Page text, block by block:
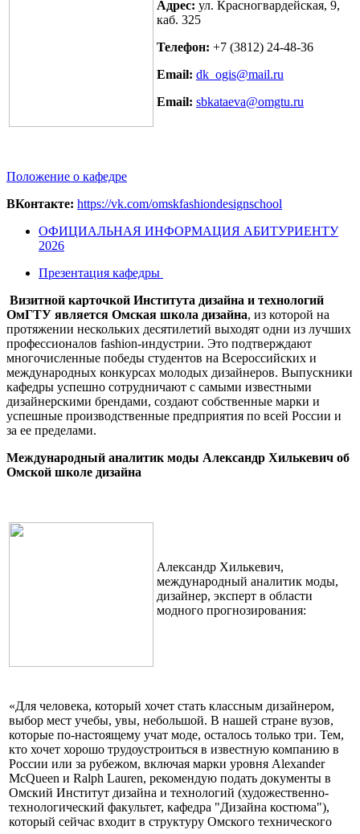
Адрес: ул. Красногвардейская, 9,
каб. 325
Телефон: +7 (3812) 24-48-36
Email: dk_ogis@mail.ru
Email: sbkataeva@omgtu.ru
Положение о кафедре
ВКонтакте: https://vk.com/omskfashiondesignschool
ОФИЦИАЛЬНАЯ ИНФОРМАЦИЯ АБИТУРИЕНТУ
2026
Презентация кафедры
Визитной карточкой Института дизайна и технологий
ОмГТУ является Омская школа дизайна, из которой на
протяжении нескольких десятилетий выходят одни из лучших
профессионалов fashion-индустрии. Это подтверждают
многочисленные победы студентов на Всероссийских и
международных конкурсах молодых дизайнеров. Выпускники
кафедры успешно сотрудничают с самыми известными
дизайнерскими брендами, создают собственные марки и
успешные производственные предприятия по всей России и
за ее пределами.
Международный аналитик моды Александр Хилькевич об
Омской школе дизайна
Александр Хилькевич,
международный аналитик моды,
дизайнер, эксперт в области
модного прогнозирования:
«Для человека, который хочет стать классным дизайнером,
выбор мест учебы, увы, небольшой. В нашей стране вузов,
которые по-настоящему учат моде, осталось только три. Тем,
кто хочет хорошо трудоустроиться в известную компанию в
России или за рубежом, включая марки уровня Alexander
McQueen и Ralph Lauren, рекомендую подать документы в
Омский Институт дизайна и технологий (художественно-
технологический факультет, кафедра "Дизайна костюма"),
который сейчас входит в структуру Омского технического